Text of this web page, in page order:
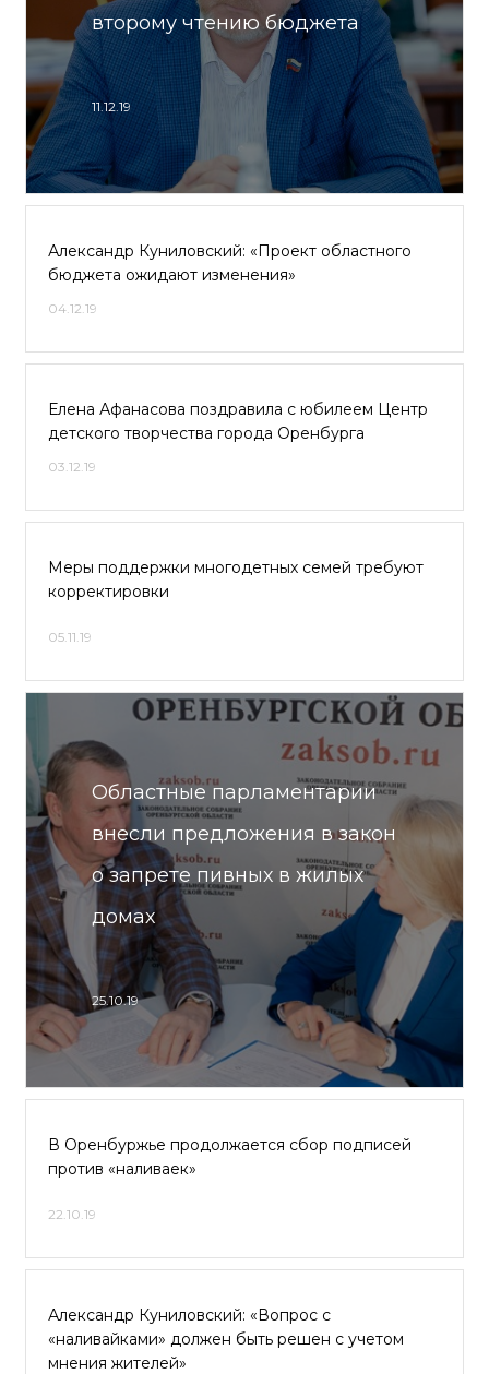
второму чтению бюджета
11.12.19
Александр Куниловский: «Проект областного
бюджета ожидают изменения»
04.12.19
Елена Афанасова поздравила с юбилеем Центр
детского творчества города Оренбурга
03.12.19
Меры поддержки многодетных семей требуют
корректировки
05.11.19
Областные парламентарии
внесли предложения в закон
o запрете пивных в жилых
домах
25.10.19
В Оренбуржье продолжается сбор подписей
против «наливаек»
22.10.19
Александр Куниловский: «Вопрос с
«наливайками» должен быть решен с учетом
мнения жителей»